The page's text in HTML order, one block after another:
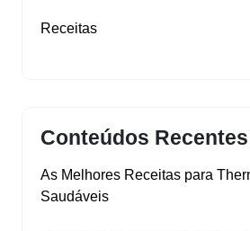
Receitas
Conteúdos Recentes
As Melhores Receitas para
Saudáveis